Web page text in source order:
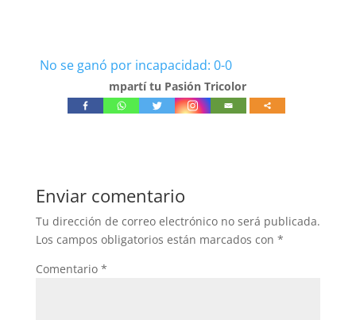
No se ganó por incapacidad: 0-0
mpartí tu Pasión Tricolor
Enviar comentario
Tu dirección de correo electrónico no será publicada.
Los campos obligatorios están marcados con *
Comentario *